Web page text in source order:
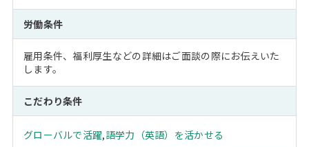
労働条件
雇用条件、福利厚生などの詳細はご面談の際にお伝えいた
します。
こだわり条件
グローバルで活躍,語学力（英語）を活かせる